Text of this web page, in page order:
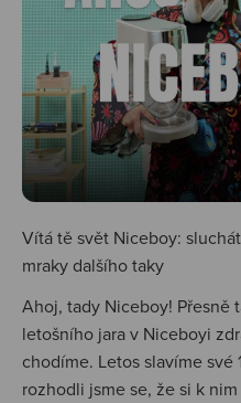
Vítá tě svět Niceboy:
mraky dalšího taky
Ahoj, tady Niceboy! Přesně
letošního jara v Niceboyi
chodíme. Letos slavíme své
rozhodli jsme se, že si k